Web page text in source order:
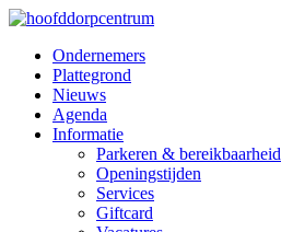
Ondernemers
Plattegrond
Nieuws
Agenda
Informatie
Parkeren & bereikbaarheid
Openingstijden
Services
Giftcard